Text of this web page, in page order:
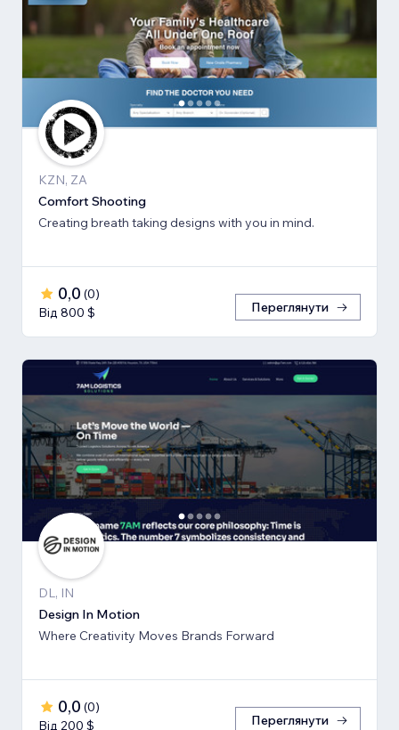
KZN, ZA
Comfort Shooting
Creating breath ​taking designs with you in mind.
0,0 (0)
Від 800 $
Переглянути
DL, IN
Design In Motion
Where Creativity Moves Brands Forward
0,0 (0)
Від 200 $
Переглянути